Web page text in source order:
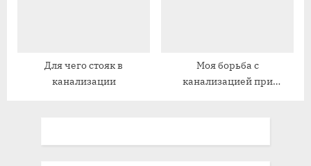
Для чего стояк в
канализации
Моя борьба с
канализацией при